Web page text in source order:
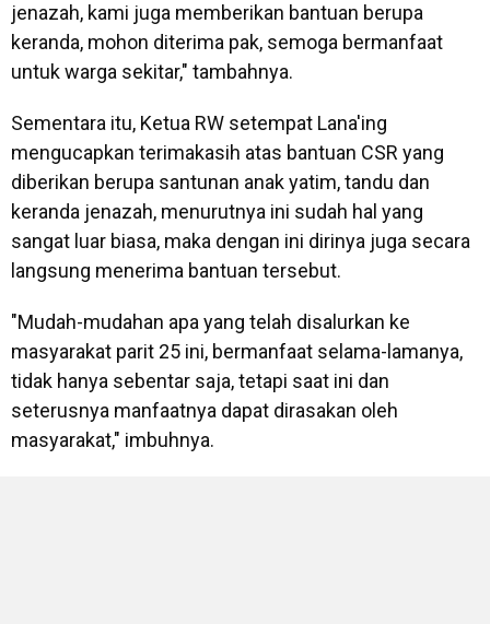
jenazah, kami juga memberikan bantuan berupa
keranda, mohon diterima pak, semoga bermanfaat
untuk warga sekitar," tambahnya.
Sementara itu, Ketua RW setempat Lana'ing
mengucapkan terimakasih atas bantuan CSR yang
diberikan berupa santunan anak yatim, tandu dan
keranda jenazah, menurutnya ini sudah hal yang
sangat luar biasa, maka dengan ini dirinya juga secara
langsung menerima bantuan tersebut.
"Mudah-mudahan apa yang telah disalurkan ke
masyarakat parit 25 ini, bermanfaat selama-lamanya,
tidak hanya sebentar saja, tetapi saat ini dan
seterusnya manfaatnya dapat dirasakan oleh
masyarakat," imbuhnya.